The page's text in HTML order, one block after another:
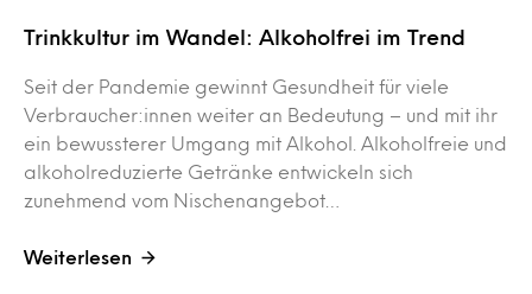
Trinkkultur im Wandel: Alkoholfrei im Trend
Seit der Pandemie gewinnt Gesundheit für viele
Verbraucher:innen weiter an Bedeutung – und mit ihr
ein bewussterer Umgang mit Alkohol. Alkoholfreie und
alkoholreduzierte Getränke entwickeln sich
zunehmend vom Nischenangebot…
Weiterlesen